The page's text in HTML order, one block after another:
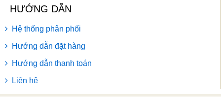
HƯỚNG DẪN
Hệ thống phân phối
Hướng dẫn đặt hàng
Hướng dẫn thanh toán
Liên hệ